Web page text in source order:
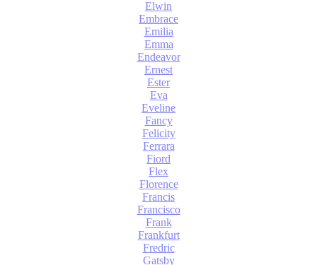
Elwin
Embrace
Emilia
Emma
Endeavor
Ernest
Ester
Eva
Eveline
Fancy
Felicity
Ferrara
Fiord
Flex
Florence
Francis
Francisco
Frank
Frankfurt
Fredric
Gatsby